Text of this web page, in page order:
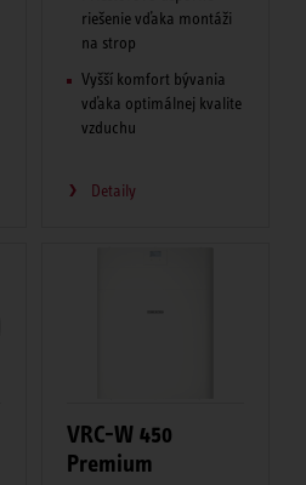
riešenie vďaka montáži
na strop
Vyšší komfort bývania
vďaka optimálnej kvalite
vzduchu
Detaily
VRC-W 450
Premium